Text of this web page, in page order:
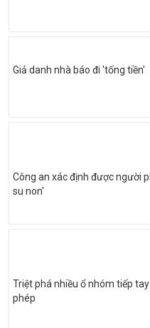
Giả danh nhà báo đi 'tống tiền'
Công an xác định được người
su non'
Triệt phá nhiều ổ nhóm tiếp
phép